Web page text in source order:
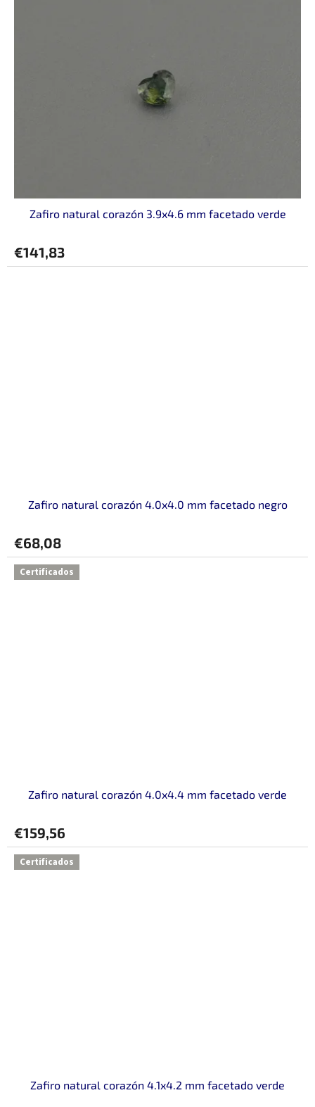
Zafiro natural corazón 3.9x4.6 mm facetado verde
€141,83
Zafiro natural corazón 4.0x4.0 mm facetado negro
€68,08
Certificados
Zafiro natural corazón 4.0x4.4 mm facetado verde
€159,56
Certificados
Zafiro natural corazón 4.1x4.2 mm facetado verde